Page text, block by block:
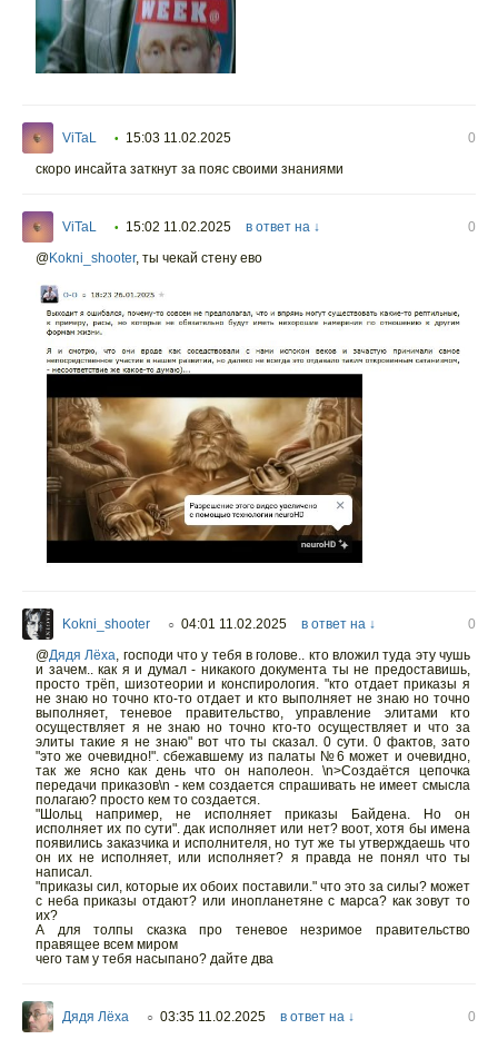
ViTaL • 15:03 11.02.2025
0
скоро инсайта заткнут за пояс своими знаниями
ViTaL • 15:02 11.02.2025 в ответ на ↓
0
@Kokni_shooter, ты чекай стену ево
Kokni_shooter ○ 04:01 11.02.2025 в ответ на ↓
0
@Дядя Лёха, господи что у тебя в голове.. кто вложил туда эту чушь
и зачем.. как я и думал - никакого документа ты не предоставишь,
просто трёп, шизотеории и конспирология. "кто отдает приказы я
не знаю но точно кто-то отдает и кто выполняет не знаю но точно
выполняет, теневое правительство, управление элитами кто
осуществляет я не знаю но точно кто-то осуществляет и что за
элиты такие я не знаю" вот что ты сказал. 0 сути. 0 фактов, зато
"это же очевидно!". сбежавшему из палаты №6 может и очевидно,
так же ясно как день что он наполеон. \n>Создаётся цепочка
передачи приказов\n - кем создается спрашивать не имеет смысла
полагаю? просто кем то создается.
"Шольц например, не исполняет приказы Байдена. Но он
исполняет их по сути". дак исполняет или нет? воот, хотя бы имена
появились заказчика и исполнителя, но тут же ты утверждаешь что
он их не исполняет, или исполняет? я правда не понял что ты
написал.
"приказы сил, которые их обоих поставили." что это за силы? может
с неба приказы отдают? или инопланетяне с марса? как зовут то
их?
А для толпы сказка про теневое незримое правительство
правящее всем миром
чего там у тебя насыпано? дайте два
Дядя Лёха ○ 03:35 11.02.2025 в ответ на ↓
0